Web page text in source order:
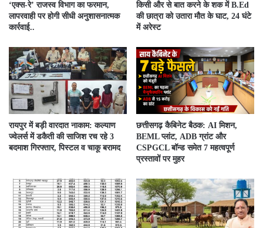
‘एक्स-रे’ राजस्व विभाग का फरमान,
लापरवाही पर होगी सीधी अनुशासनात्मक
कार्रवाई..
किसी और से बात करने के शक में B.Ed
की छात्रा को उतारा मौत के घाट, 24 घंटे
में अरेस्ट
रायपुर में बड़ी वारदात नाकाम: कल्याण
ज्वेलर्स में डकैती की साजिश रच रहे 3
बदमाश गिरफ्तार, पिस्टल व चाकू बरामद
छत्तीसगढ़ कैबिनेट बैठक: AI मिशन,
BEML प्लांट, ADB ग्रांट और
CSPGCL बॉन्ड समेत 7 महत्वपूर्ण
प्रस्तावों पर मुहर